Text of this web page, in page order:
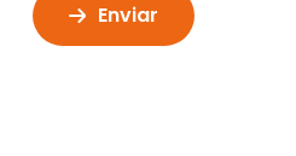
Enviar